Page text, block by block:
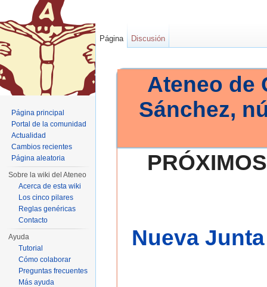
Ateneo de
Sánchez,
Nueva
Página Discusión
Página principal
Portal de la comunidad
Actualidad
Cambios recientes
Página aleatoria
Sobre la wiki del Ateneo
Acerca de esta wiki
Los cinco pilares
Reglas genéricas
Contacto
Ayuda
Tutorial
Cómo colaborar
Preguntas frecuentes
Más ayuda